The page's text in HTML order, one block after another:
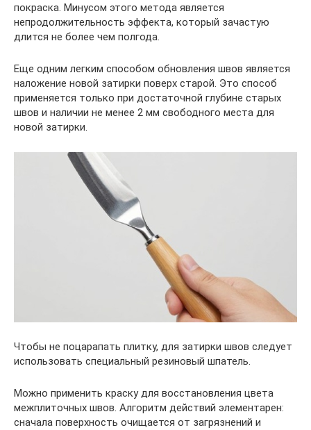
покраска. Минусом этого метода является
непродолжительность эффекта, который зачастую
длится не более чем полгода.
Еще одним легким способом обновления швов является
наложение новой затирки поверх старой. Это способ
применяется только при достаточной глубине старых
швов и наличии не менее 2 мм свободного места для
новой затирки.
Чтобы не поцарапать плитку, для затирки швов следует
использовать специальный резиновый шпатель.
Можно применить краску для восстановления цвета
межплиточных швов. Алгоритм действий элементарен:
сначала поверхность очищается от загрязнений и